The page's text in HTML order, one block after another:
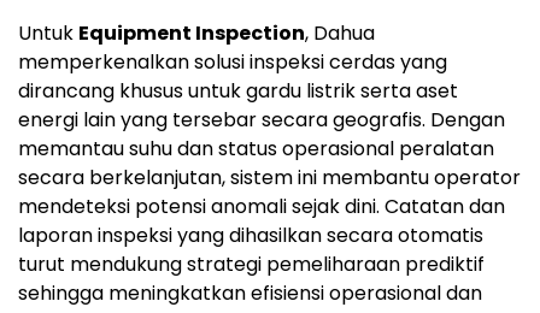
Untuk Equipment Inspection, Dahua
memperkenalkan solusi inspeksi cerdas yang
dirancang khusus untuk gardu listrik serta aset
energi lain yang tersebar secara geografis. Dengan
memantau suhu dan status operasional peralatan
secara berkelanjutan, sistem ini membantu operator
mendeteksi potensi anomali sejak dini. Catatan dan
laporan inspeksi yang dihasilkan secara otomatis
turut mendukung strategi pemeliharaan prediktif
sehingga meningkatkan efisiensi operasional dan